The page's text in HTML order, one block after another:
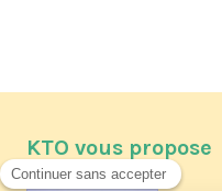
KTO vous propose